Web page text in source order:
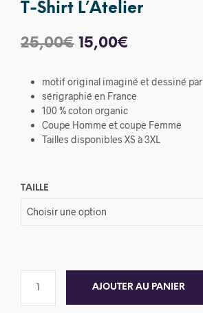
T-Shirt L’Atelier
25,00€ Le
initial
était :
25,00€.
15,00€
actuel
15,00€.
motif original imaginé et dessiné par
sérigraphié en France
100 % coton organic
Coupe Homme et coupe Femme
Tailles disponibles XS à 3XL
TAILLE
AJOUTER AU PANIER